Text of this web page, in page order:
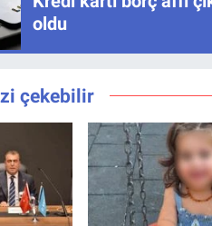
oldu
çekebilir